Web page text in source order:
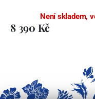
Není skladem,
8 390 Kč